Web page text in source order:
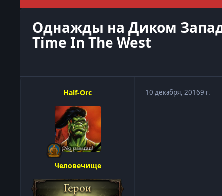
Однажды на Диком
Time In The West
Half-Orc
Человечище
10 декабря, 20169 г.